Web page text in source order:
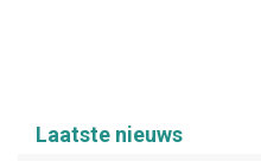
Laatste nieuws